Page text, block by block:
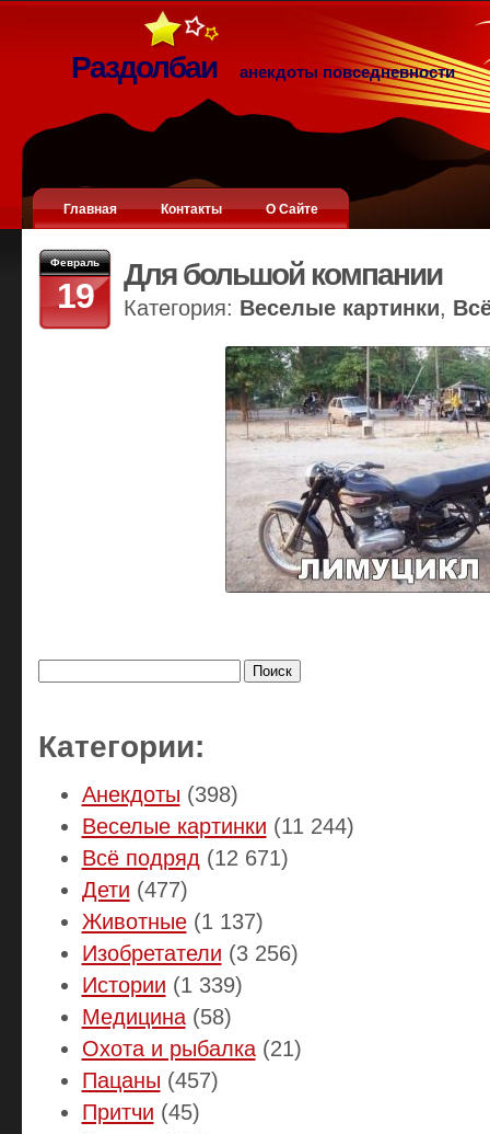
Раздолбаи анекдоты повседневности
Главная Контакты О Сайте
Февраль
19
Для большой компании
Категория: Веселые картинки,
Категории:
Анекдоты (398)
Веселые картинки (11 244)
Всё подряд (12 671)
Дети (477)
Животные(1 137)
Изобретатели (3 256)
Истории (1 339)
Медицина(58)
Охота и рыбалка(21)
Пацаны (457)
Притчи (45)